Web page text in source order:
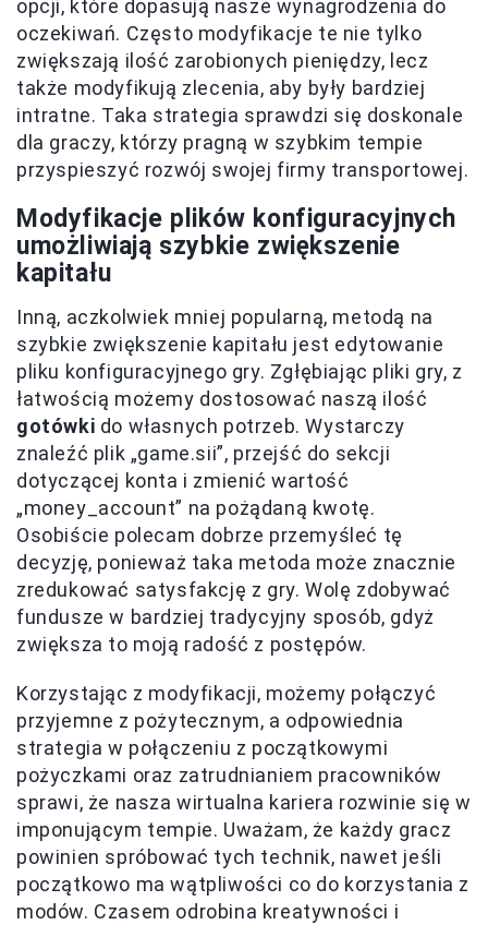
opcji, które dopasują nasze wynagrodzenia do
oczekiwań. Często modyfikacje te nie tylko
zwiększają ilość zarobionych pieniędzy, lecz
także modyfikują zlecenia, aby były bardziej
intratne. Taka strategia sprawdzi się doskonale
dla graczy, którzy pragną w szybkim tempie
przyspieszyć rozwój swojej firmy transportowej.
Modyfikacje plików konfiguracyjnych
umożliwiają szybkie zwiększenie
kapitału
Inną, aczkolwiek mniej popularną, metodą na
szybkie zwiększenie kapitału jest edytowanie
pliku konfiguracyjnego gry. Zgłębiając pliki gry, z
łatwością możemy dostosować naszą ilość
gotówki do własnych potrzeb. Wystarczy
znaleźć plik „game.sii”, przejść do sekcji
dotyczącej konta i zmienić wartość
„money_account” na pożądaną kwotę.
Osobiście polecam dobrze przemyśleć tę
decyzję, ponieważ taka metoda może znacznie
zredukować satysfakcję z gry. Wolę zdobywać
fundusze w bardziej tradycyjny sposób, gdyż
zwiększa to moją radość z postępów.
Korzystając z modyfikacji, możemy połączyć
przyjemne z pożytecznym, a odpowiednia
strategia w połączeniu z początkowymi
pożyczkami oraz zatrudnianiem pracowników
sprawi, że nasza wirtualna kariera rozwinie się w
imponującym tempie. Uważam, że każdy gracz
powinien spróbować tych technik, nawet jeśli
początkowo ma wątpliwości co do korzystania z
modów. Czasem odrobina kreatywności i